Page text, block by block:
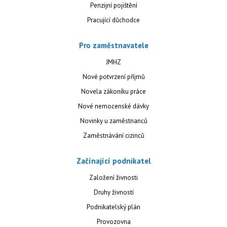
Penzijní pojištění
Pracující důchodce
Pro zaměstnavatele
JMHZ
Nové potvrzení příjmů
Novela zákoníku práce
Nové nemocenské dávky
Novinky u zaměstnanců
Zaměstnávání cizinců
Začínající podnikatel
Založení živnosti
Druhy živností
Podnikatelský plán
Provozovna